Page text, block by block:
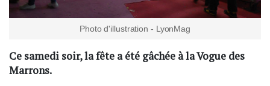
Photo d'illustration - LyonMag
Ce samedi soir, la fête a été gâchée à la Vogue des
Marrons.